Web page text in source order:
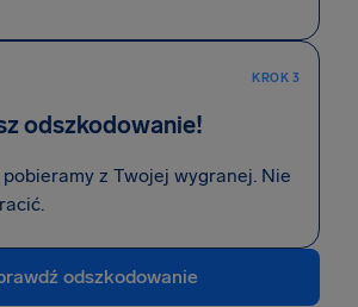
KROK 3
odszkodowanie!
pobieramy z Twojej wygranej. Nie
odszkodowanie